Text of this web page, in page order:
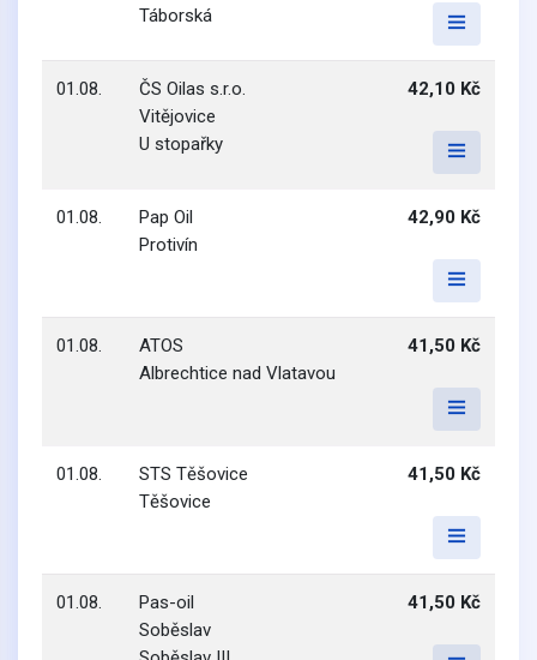
Táborská
01.08.
ČS Oilas s.r.o.
Vitějovice
U stopařky
42,10 Kč
01.08.
Pap Oil
Protivín
42,90 Kč
01.08.
ATOS
Albrechtice nad Vlatavou
41,50 Kč
01.08.
STS Těšovice
Těšovice
41,50 Kč
01.08.
Pas-oil
Soběslav
41,50 Kč